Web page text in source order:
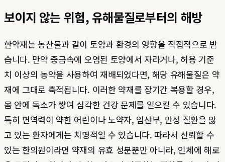
보이지 않는 위험, 유해물질로부터의 해방
한약재는 농산물과 같이 토양과 환경의 영향을 직접적으로 받
습니다. 만약 중금속에 오염된 토양에서 자라거나, 허용 기준
치 이상의 농약을 사용하여 재배되었다면, 해당 유해물질은 약
재에 그대로 축적됩니다. 이러한 약재를 장기간 복용할 경우,
몸 안에 독소가 쌓여 심각한 건강 문제를 일으킬 수 있습니다.
특히 면역력이 약한 어린이나 노약자, 임산부, 만성 질환을 앓
고 있는 환자에게는 치명적일 수 있습니다. 따라서 신뢰할 수
있는 한의원이라면 약재의 유효 성분뿐만 아니라, 인체에 해로